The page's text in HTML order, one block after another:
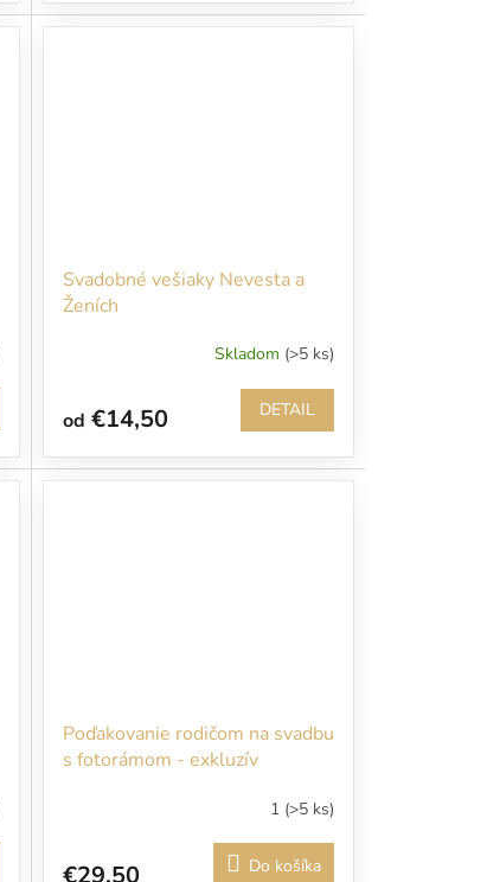
Svadobné vešiaky Nevesta a
Ženích
Skladom (>5 ks)
od €14,50 DETAIL
Poďakovanie rodičom na svadbu
s fotorámom - exkluzív
1 (>5 ks)
€29,50 Do košíka